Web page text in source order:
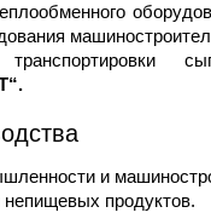
и
продуктов.